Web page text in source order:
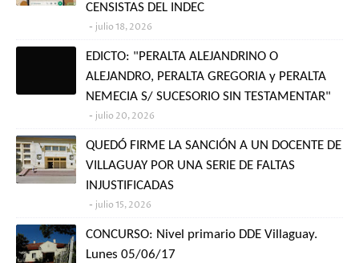
CENSISTAS DEL INDEC
julio 18, 2026
EDICTO: "PERALTA ALEJANDRINO O
ALEJANDRO, PERALTA GREGORIA y PERALTA
NEMECIA S/ SUCESORIO SIN TESTAMENTAR"
julio 20, 2026
QUEDÓ FIRME LA SANCIÓN A UN DOCENTE DE
VILLAGUAY POR UNA SERIE DE FALTAS
INJUSTIFICADAS
julio 15, 2026
CONCURSO: Nivel primario DDE Villaguay.
Lunes 05/06/17